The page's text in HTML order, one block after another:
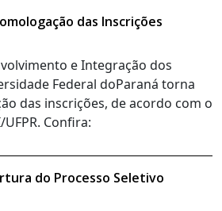
das Inscrições
e Integração dos
Federal doParaná torna
das inscrições, de acordo com o
Confira:
do Processo Seletivo